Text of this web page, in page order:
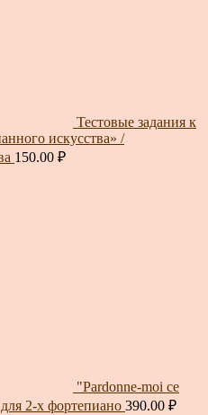
Тестовые задания к
искусства» /
150.00 ₽
"Pardonne-moi ce
2-х фортепиано 390.00 ₽